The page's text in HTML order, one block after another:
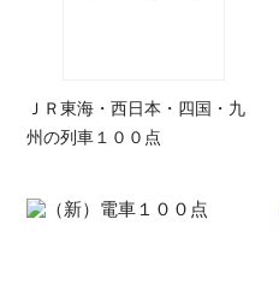
ＪＲ東海・西日本・四国・九
州の列車１００点